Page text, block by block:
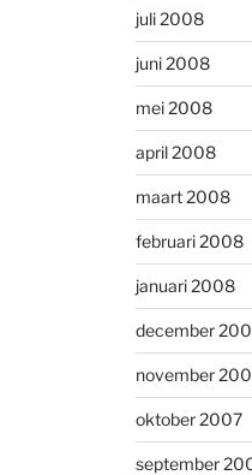
juli 2008
juni 2008
mei 2008
april 2008
maart 2008
februari 2008
januari 2008
december
november
oktober 2007
september